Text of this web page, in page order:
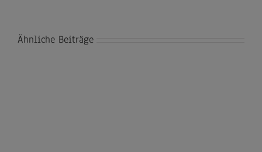
Ähnliche Beiträge